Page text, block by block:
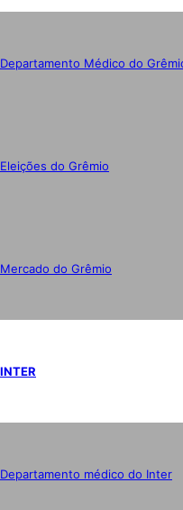
Departamento Médico do
Eleições do Grêmio
Mercado do Grêmio
INTER
Departamento médico do Inter